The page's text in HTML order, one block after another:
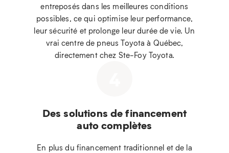
entreposés dans les meilleures conditions
possibles, ce qui optimise leur performance,
leur sécurité et prolonge leur durée de vie. Un
vrai centre de pneus Toyota à Québec,
directement chez Ste-Foy Toyota.
Des solutions de financement
auto complètes
En plus du financement traditionnel et de la